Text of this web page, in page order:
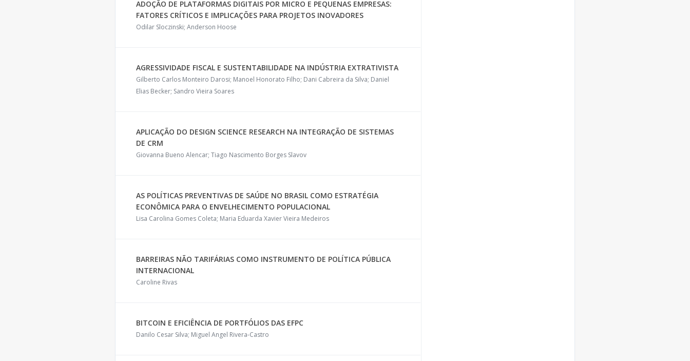
ADOÇÃO DE PLATAFORMAS DIGITAIS POR MICRO E PEQUENAS EMPRESAS:
FATORES CRÍTICOS E IMPLICAÇÕES PARA PROJETOS INOVADORES
Odilar Sloczinski; Anderson Hoose
AGRESSIVIDADE FISCAL E SUSTENTABILIDADE NA INDÚSTRIA EXTRATIVISTA
Gilberto Carlos Monteiro Darosi; Manoel Honorato Filho; Dani Cabreira da Silva; Daniel
Elias Becker; Sandro Vieira Soares
APLICAÇÃO DO DESIGN SCIENCE RESEARCH NA INTEGRAÇÃO DE SISTEMAS
DE CRM
Giovanna Bueno Alencar; Tiago Nascimento Borges Slavov
AS POLÍTICAS PREVENTIVAS DE SAÚDE NO BRASIL COMO ESTRATÉGIA
ECONÔMICA PARA O ENVELHECIMENTO POPULACIONAL
Lisa Carolina Gomes Coleta; Maria Eduarda Xavier Vieira Medeiros
BARREIRAS NÃO TARIFÁRIAS COMO INSTRUMENTO DE POLÍTICA PÚBLICA
INTERNACIONAL
Caroline Rivas
BITCOIN E EFICIÊNCIA DE PORTFÓLIOS DAS EFPC
Danilo Cesar Silva; Miguel Angel Rivera-Castro